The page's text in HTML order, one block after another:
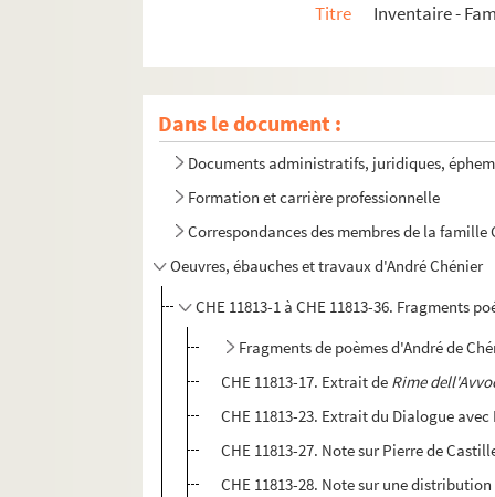
Titre
Inventaire -
Dans le document :
Documents administratifs, juridiques,
Formation et carrière professionnelle
Correspondances des membres de la
Oeuvres, ébauches et travaux d'André Chénier
CHE 11813-1 à CHE 11813-36. Fragments
Fragments de poèmes d'André de
CHE 11813-17. Extrait de Rime
CHE 11813-23. Extrait du Dialogue
CHE 11813-27. Note sur Pierre de
CHE 11813-28. Note sur une